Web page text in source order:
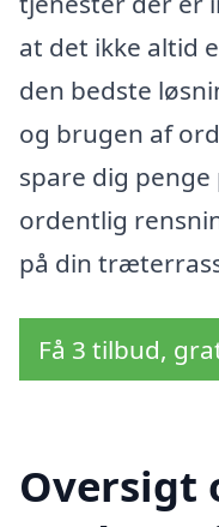
at det ikke altid
den bedste
og brugen af
spare dig penge
ordentlig
på din
Få 3 tilbud,
Oversigt